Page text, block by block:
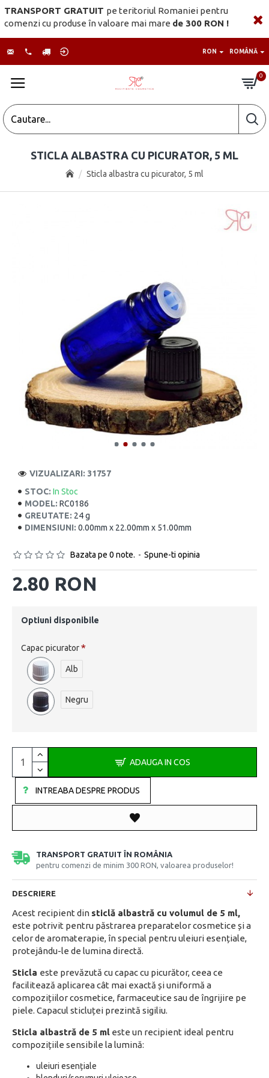
TRANSPORT GRATUIT pe teritoriul Romaniei pentru
comenzi cu produse în valoare mai mare de 300 RON !
RON ROMÂNĂ
0
Sticla albastra cu picurator, 5 ml
STICLA ALBASTRA CU PICURATOR, 5 ML
STOC: In Stoc
MODEL: RC0186
GREUTATE: 24 g
DIMENSIUNI: 0.00mm x 22.00mm x 51.00mm
VIZUALIZARI: 31757
Bazata pe 0 note. - Spune-ti opinia
2.80 RON
Optiuni disponibile
Capac picurator
Alb
Negru
ADAUGA IN COS
INTREABA DESPRE PRODUS
TRANSPORT GRATUIT ÎN ROMÂNIA
pentru comenzi de minim 300 RON, valoarea produselor!
DESCRIERE
Acest recipient din sticlă albastră cu volumul de 5 ml,
este potrivit pentru păstrarea preparatelor cosmetice și a
celor de aromaterapie, în special pentru uleiuri esențiale,
protejându-le de lumina directă.
Sticla este prevăzută cu capac cu picurător, ceea ce
facilitează aplicarea cât mai exactă și uniformă a
compozițiilor cosmetice, farmaceutice sau de îngrijire pe
piele. Capacul sticluței prezintă sigiliu.
Sticla albastră de 5 ml este un recipient ideal pentru
compozițiile sensibile la lumină:
uleiuri esențiale